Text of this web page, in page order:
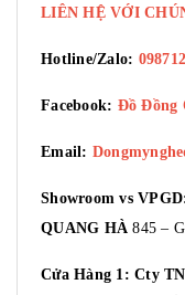
LIÊN HỆ VỚI
Hotline/Zalo:
Facebook: Đồ Đồng
Email:
Showroom vs
QUANG HÀ 845 –
Cửa Hàng 1: Cty